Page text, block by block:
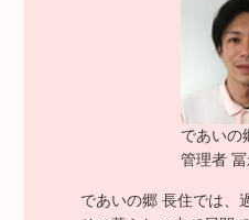
であいの
管理者
であいの郷 長住では、